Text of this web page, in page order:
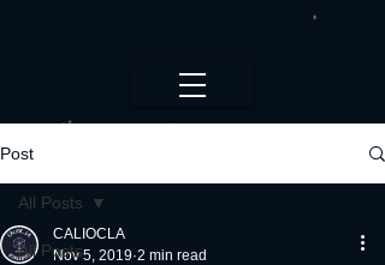
Post
All Posts
All Posts
CALIOCLA
Nov 5, 2019 2 min read